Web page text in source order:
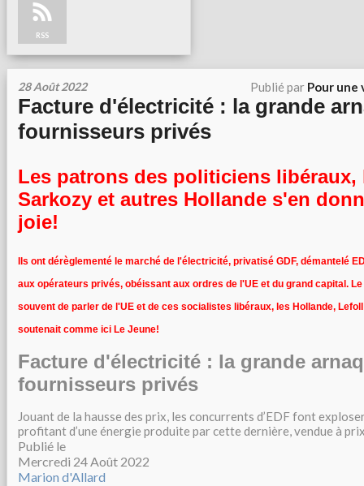
RSS
28 Août 2022 Publié par Pour une
Facture d'électricité : la grande
fournisseurs privés
Les patrons des politiciens libéraux,
Sarkozy et autres Hollande s'en
joie!
Ils ont dérèglementé le marché de l'électricité, privatisé GDF, démantelé
aux opérateurs privés, obéissant aux ordres de l'UE et du grand capital. Le
souvent de parler de l'UE et de ces socialistes libéraux, les Hollande,
soutenait comme ici Le Jeune!
Facture d'électricité : la grande
fournisseurs privés
Jouant de la hausse des prix, les concurrents d’EDF font
profitant d’une énergie produite par cette dernière, vendue à
Publié le
Mercredi 24 Août 2022
Marion d'Allard